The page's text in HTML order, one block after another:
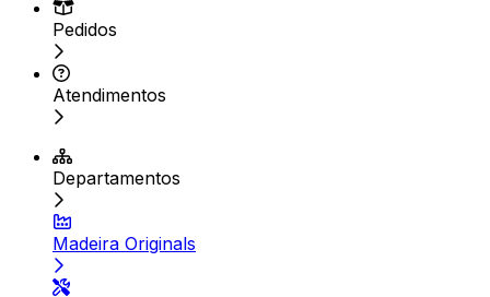
Pedidos
Atendimentos
Departamentos
Madeira Originals